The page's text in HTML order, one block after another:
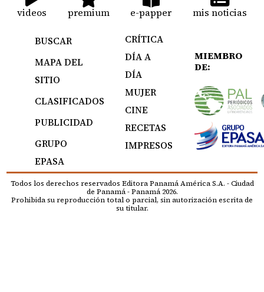
videos premium e-papper mis noticias
BUSCAR
MAPA DEL
SITIO
CLASIFICADOS
PUBLICIDAD
GRUPO
EPASA
CRÍTICA
DÍA A
DÍA
MUJER
CINE
RECETAS
IMPRESOS
MIEMBRO
DE:
Todos los derechos reservados Editora Panamá América S.A. - Ciudad
de Panamá - Panamá 2026.
Prohibida su reproducción total o parcial, sin autorización escrita de
su titular.